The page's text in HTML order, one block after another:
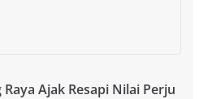
Ajak Resapi Nilai Perju